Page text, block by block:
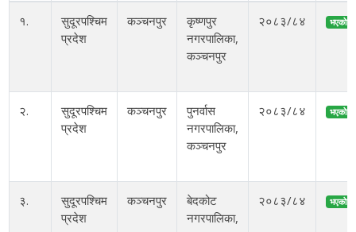
१.
सुदूरपश्चिम
प्रदेश
कञ्चनपुर
कृष्णपुर
नगरपालिका,
कञ्चनपुर
२०८३/८४ भएको
२.
सुदूरपश्चिम
प्रदेश
कञ्चनपुर
पुनर्वास
नगरपालिका,
कञ्चनपुर
२०८३/८४ भएको
३.
सुदूरपश्चिम
प्रदेश
कञ्चनपुर
बेदकोट
नगरपालिका,
२०८३/८४ भएको